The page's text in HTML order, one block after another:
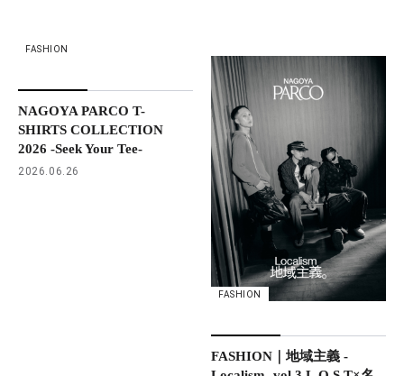
FASHION
NAGOYA PARCO T-
SHIRTS COLLECTION
2026 -Seek Your Tee-
2026.06.26
FASHION
FASHION｜地域主義 -